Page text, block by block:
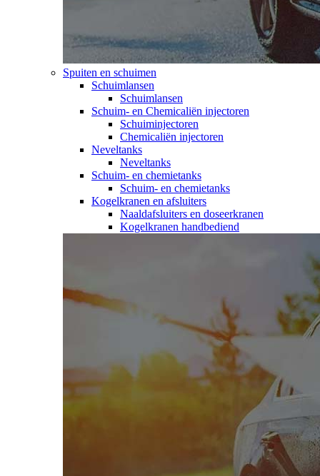
Spuiten en schuimen
Schuimlansen
Schuimlansen
Schuim- en Chemicaliën injectoren
Schuiminjectoren
Chemicaliën injectoren
Neveltanks
Neveltanks
Schuim- en chemietanks
Schuim- en chemietanks
Kogelkranen en afsluiters
Naaldafsluiters en doseerkranen
Kogelkranen handbediend